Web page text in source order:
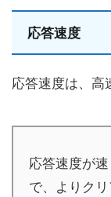
応答速度
応答速度は、高
応答速度が
で、よりクリ